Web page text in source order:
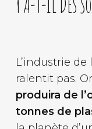
L’industrie
ralentit pas.
produira de
tonnes de